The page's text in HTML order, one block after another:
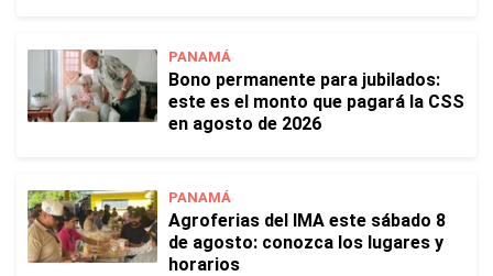
PANAMÁ
Bono permanente para jubilados:
este es el monto que pagará la CSS
en agosto de 2026
PANAMÁ
Agroferias del IMA este sábado 8
de agosto: conozca los lugares y
horarios